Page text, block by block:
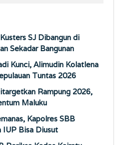
SJ Dibangun di
Sekadar Bangunan
Kunci, Alimudin Kolatlena
Tuntas 2026
Rampung 2026,
Maluku
Kapolres SBB
IUP Bisa Diusut